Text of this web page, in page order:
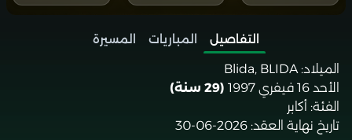
التفاصيل المباريات
المسيرة
الميلاد: Blida, BLIDA
الأحد 16 فيفري 1997
(29 سنة)
الفئة: أكابر
تاريخ نهاية العقد: 2026-06-30